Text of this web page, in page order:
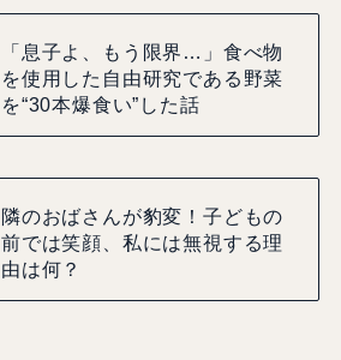
「息子よ、もう限界…」食べ物
を使用した自由研究である野菜
を“30本爆食い”した話
隣のおばさんが豹変！子どもの
前では笑顔、私には無視する理
由は何？